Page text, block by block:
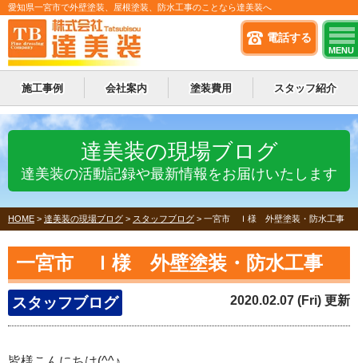
電話する
MENU
愛知県一宮市で外壁塗装、屋根塗装、防水工事のことなら達美装へ
施工事例 会社案内 塗装費用 スタッフ紹介
達美装の現場ブログ
達美装の活動記録や最新情報をお届けいたします
HOME > 達美装の現場ブログ > スタッフブログ > 一宮市 Ｉ様 外壁塗装・防水工事
一宮市 Ｉ様 外壁塗装・防水工事
スタッフブログ 2020.02.07 (Fri) 更新